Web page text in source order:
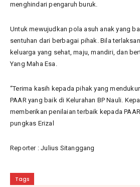
menghindari pengaruh buruk.
Untuk mewujudkan pola asuh anak yang
sentuhan dari berbagai pihak. Bila
keluarga yang sehat, maju, mandiri, dan
Yang Maha Esa.
“Terima kasih kepada pihak yang
PAAR yang baik di Kelurahan BP Nauli.
memberikan penilaian terbaik kepada
pungkas Erizal
Reporter : Julius Sitanggang
Tags